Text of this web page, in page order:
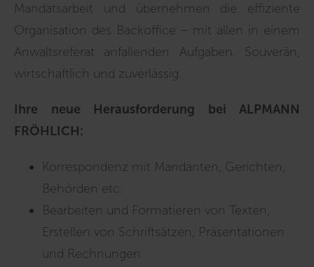
Mandatsarbeit und übernehmen die effiziente
Organisation des Backoffice – mit allen in einem
Anwaltsreferat anfallenden Aufgaben. Souverän,
wirtschaftlich und zuverlässig.
Ihre neue Herausforderung bei ALPMANN
FRÖHLICH:
Korrespondenz mit Mandanten, Gerichten,
Behörden etc.
Bearbeiten und Formatieren von Texten,
Erstellen von Schriftsätzen, Präsentationen
und Rechnungen